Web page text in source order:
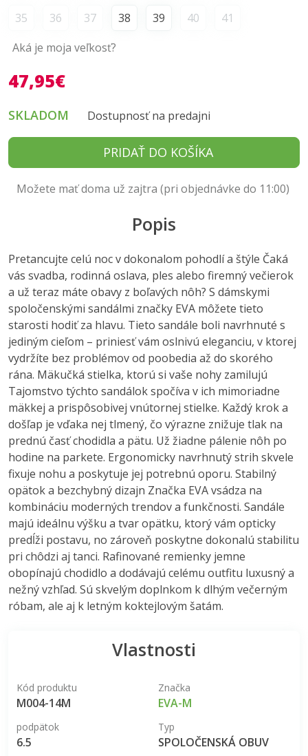
35
36 37 38 39 40
41
Aká je moja veľkosť?
47,95€
SKLADOM Dostupnosť na predajni
PRIDAŤ DO KOŠÍKA
Možete mať doma už zajtra (pri objednávke do 11:00)
Popis
Pretancujte celú noc v dokonalom pohodlí a štýle Čaká
vás svadba, rodinná oslava, ples alebo firemný večierok
a už teraz máte obavy z boľavých nôh? S dámskymi
spoločenskými sandálmi značky EVA môžete tieto
starosti hodiť za hlavu. Tieto sandále boli navrhnuté s
jediným cieľom – priniesť vám oslnivú eleganciu, v ktorej
vydržíte bez problémov od poobedia až do skorého
rána. Mäkučká stielka, ktorú si vaše nohy zamilujú
Tajomstvo týchto sandálok spočíva v ich mimoriadne
mäkkej a prispôsobivej vnútornej stielke. Každý krok a
došľap je vďaka nej tlmený, čo výrazne znižuje tlak na
prednú časť chodidla a pätu. Už žiadne pálenie nôh po
hodine na parkete. Ergonomicky navrhnutý strih skvele
fixuje nohu a poskytuje jej potrebnú oporu. Stabilný
opätok a bezchybný dizajn Značka EVA vsádza na
kombináciu moderných trendov a funkčnosti. Sandále
majú ideálnu výšku a tvar opätku, ktorý vám opticky
predĺži postavu, no zároveň poskytne dokonalú stabilitu
pri chôdzi aj tanci. Rafinované remienky jemne
obopínajú chodidlo a dodávajú celému outfitu luxusný a
nežný vzhľad. Sú skvelým doplnkom k dlhým večerným
róbam, ale aj k letným koktejlovým šatám.
Vlastnosti
Kód produktu
M004-14M
Značka
EVA-M
podpätok
6.5
Typ
SPOLOČENSKÁ OBUV